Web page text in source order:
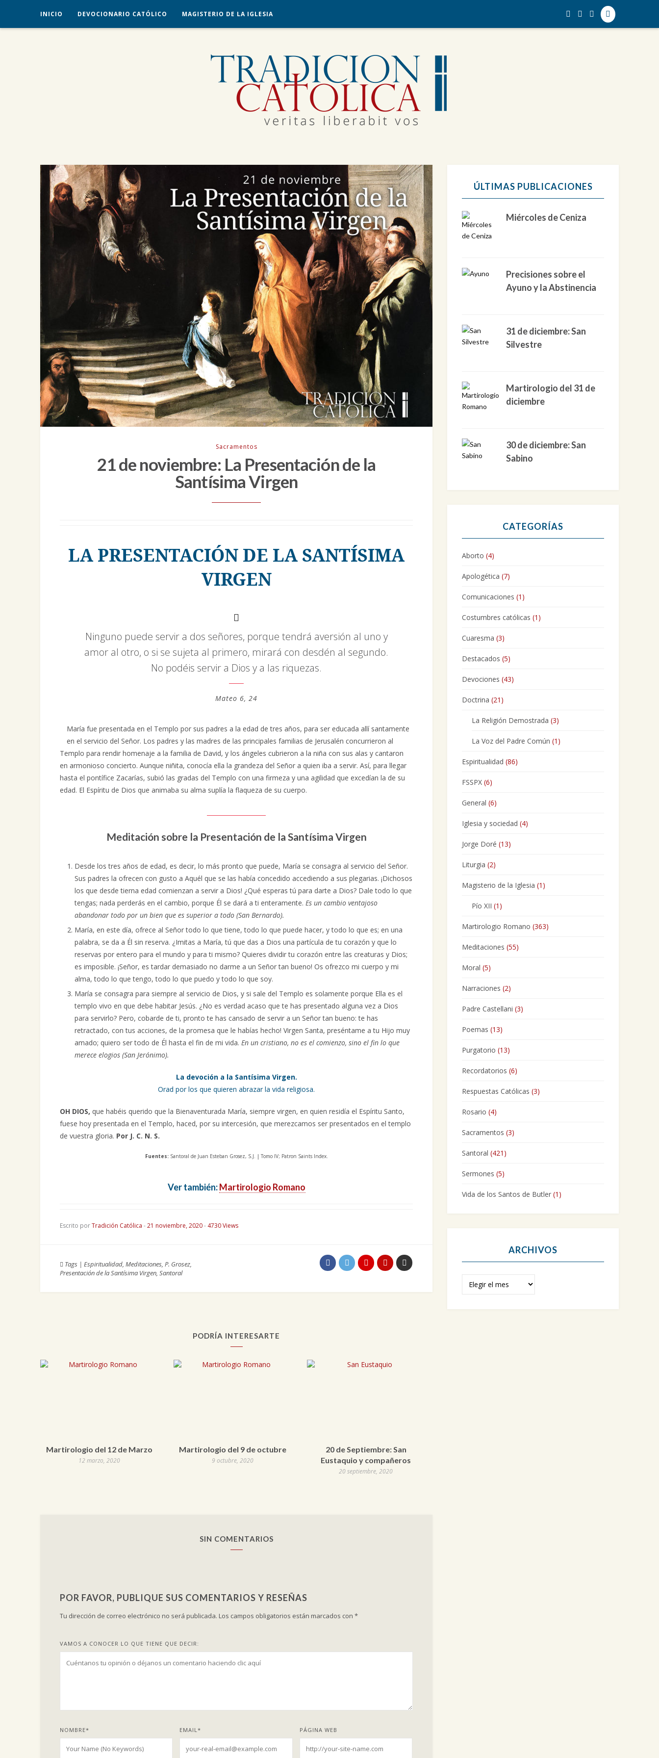
INICIO DEVOCIONARIO CATÓLICO MAGISTERIO DE LA IGLESIA
Sacramentos
21 de noviembre: La Presentación de la
Santísima Virgen
LA PRESENTACIÓN DE LA SANTÍSIMA
VIRGEN
Ninguno puede servir a dos señores, porque tendrá aversión al uno y
amor al otro, o si se sujeta al primero, mirará con desdén al segundo.
No podéis servir a Dios y a las riquezas.
Mateo 6, 24
María fue presentada en el Templo por sus padres a la edad de tres años, para ser educada allí santamente
en el servicio del Señor. Los padres y las madres de las principales familias de Jerusalén concurrieron al
Templo para rendir homenaje a la familia de David, y los ángeles cubrieron a la niña con sus alas y cantaron
en armonioso concierto. Aunque niñita, conocía ella la grandeza del Señor a quien iba a servir. Así, para llegar
hasta el pontífice Zacarías, subió las gradas del Templo con una firmeza y una agilidad que excedían la de su
edad. El Espíritu de Dios que animaba su alma suplía la flaqueza de su cuerpo.
Meditación sobre la Presentación de la Santísima Virgen
Desde los tres años de edad, es decir, lo más pronto que puede, María se consagra al servicio del Señor.
Sus padres la ofrecen con gusto a Aquél que se las había concedido accediendo a sus plegarias. ¡Dichosos
los que desde tierna edad comienzan a servir a Dios! ¿Qué esperas tú para darte a Dios? Dale todo lo que
tengas; nada perderás en el cambio, porque Él se dará a ti enteramente. Es un cambio ventajoso
abandonar todo por un bien que es superior a todo (San Bernardo).
María, en este día, ofrece al Señor todo lo que tiene, todo lo que puede hacer, y todo lo que es; en una
palabra, se da a Él sin reserva. ¿Imitas a María, tú que das a Dios una partícula de tu corazón y que lo
reservas por entero para el mundo y para ti mismo? Quieres dividir tu corazón entre las creaturas y Dios;
es imposible. ¡Señor, es tardar demasiado no darme a un Señor tan bueno! Os ofrezco mi cuerpo y mi
alma, todo lo que tengo, todo lo que puedo y todo lo que soy.
María se consagra para siempre al servicio de Dios, y si sale del Templo es solamente porque Ella es el
templo vivo en que debe habitar Jesús. ¿No es verdad acaso que te has presentado alguna vez a Dios
para servirlo? Pero, cobarde de ti, pronto te has cansado de servir a un Señor tan bueno: te has
retractado, con tus acciones, de la promesa que le habías hecho! Virgen Santa, preséntame a tu Hijo muy
amado; quiero ser todo de Él hasta el fin de mi vida. En un cristiano, no es el comienzo, sino el fin lo que
merece elogios (San Jerónimo).
La devoción a la Santísima Virgen.
Orad por los que quieren abrazar la vida religiosa.
OH DIOS, que habéis querido que la Bienaventurada María, siempre virgen, en quien residía el Espíritu Santo,
fuese hoy presentada en el Templo, haced, por su intercesión, que merezcamos ser presentados en el templo
de vuestra gloria. Por J. C. N. S.
Fuentes:Santoral de Juan Esteban Grosez, S.J. | Tomo IV; Patron Saints Index.
Ver también: Martirologio Romano
Escrito porTradición Católica -21 noviembre, 2020- 4730 Views
Tags | Espiritualidad, Meditaciones, P. Grosez,
Presentación de la Santísima Virgen, Santoral
PODRÍA INTERESARTE
Martirologio del 12 de Marzo
12 marzo, 2020
Martirologio del 9 de octubre
9 octubre, 2020
20 de Septiembre: San
Eustaquio y compañeros
20 septiembre, 2020
SIN COMENTARIOS
POR FAVOR, PUBLIQUE SUS COMENTARIOS Y RESEÑAS
Tu dirección de correo electrónico no será publicada. Los campos obligatorios están marcados con *
VAMOS A CONOCER LO QUE TIENE QUE DECIR:
NOMBRE* EMAIL* PÁGINA WEB
ÚLTIMAS PUBLICACIONES
Miércoles de Ceniza
Precisiones sobre el
Ayuno y la Abstinencia
31 de diciembre: San
Silvestre
Martirologio del 31 de
diciembre
30 de diciembre: San
Sabino
CATEGORÍAS
Aborto (4)
Apologética (7)
Comunicaciones (1)
Costumbres católicas (1)
Cuaresma (3)
Destacados (5)
Devociones (43)
Doctrina (21)
La Religión Demostrada (3)
La Voz del Padre Común (1)
Espiritualidad (86)
FSSPX (6)
General (6)
Iglesia y sociedad (4)
Jorge Doré (13)
Liturgia (2)
Magisterio de la Iglesia (1)
Pío XII (1)
Martirologio Romano (363)
Meditaciones (55)
Moral (5)
Narraciones (2)
Padre Castellani (3)
Poemas (13)
Purgatorio (13)
Recordatorios (6)
Respuestas Católicas (3)
Rosario (4)
Sacramentos (3)
Santoral (421)
Sermones (5)
Vida de los Santos de Butler (1)
ARCHIVOS